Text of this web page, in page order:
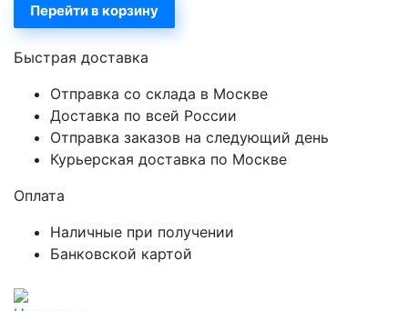
Перейти в корзину
Быстрая доставка
Отправка со склада в Москве
Доставка по всей России
Отправка заказов на следующий день
Курьерская доставка по Москве
Оплата
Наличные при получении
Банковской картой